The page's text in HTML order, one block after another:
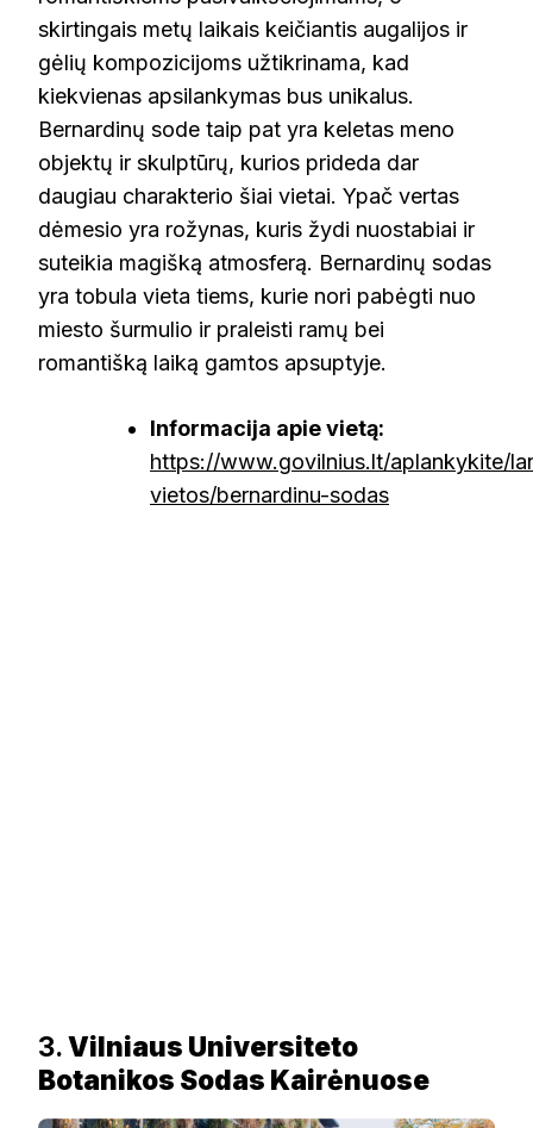
skirtingais metų laikais keičiantis augalijos ir
gėlių kompozicijoms užtikrinama, kad
kiekvienas apsilankymas bus unikalus.
Bernardinų sode taip pat yra keletas meno
objektų ir skulptūrų, kurios prideda dar
daugiau charakterio šiai vietai. Ypač vertas
dėmesio yra rožynas, kuris žydi nuostabiai ir
suteikia magišką atmosferą. Bernardinų sodas
yra tobula vieta tiems, kurie nori pabėgti nuo
miesto šurmulio ir praleisti ramų bei
romantišką laiką gamtos apsuptyje.
Informacija apie vietą:
https://www.govilnius.lt/aplankykite/
vietos/bernardinu-sodas
3.Vilniaus Universiteto
Botanikos Sodas Kairėnuose